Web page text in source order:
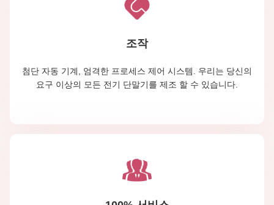
조작
첨단 자동 기계, 엄격한 프로세스 제어 시스템. 우리는 당신의
요구 이상의 모든 전기 단말기를 제조 할 수 있습니다.